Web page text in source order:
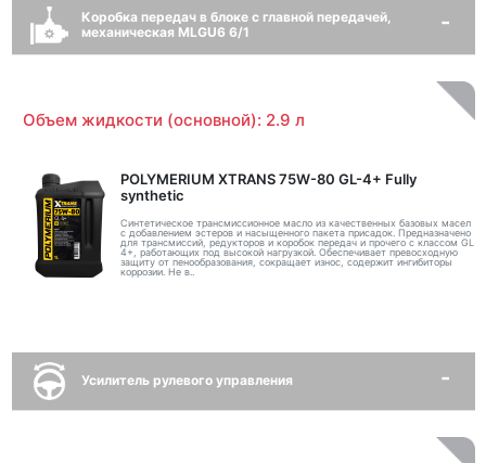
Коробка передач в блоке с главной передачей,
механическая MLGU6 6/1
Объем жидкости (основной): 2.9 л
POLYMERIUM XTRANS 75W-80 GL-4+ Fully
synthetic
Синтетическое трансмиссионное масло из качественных базовых масел
с добавлением эстеров и насыщенного пакета присадок. Предназначено
для трансмиссий, редукторов и коробок передач и прочего с классом GL
4+, работающих под высокой нагрузкой. Обеспечивает превосходную
защиту от пенообразования, сокращает износ, содержит ингибиторы
коррозии. Не в..
Усилитель рулевого управления